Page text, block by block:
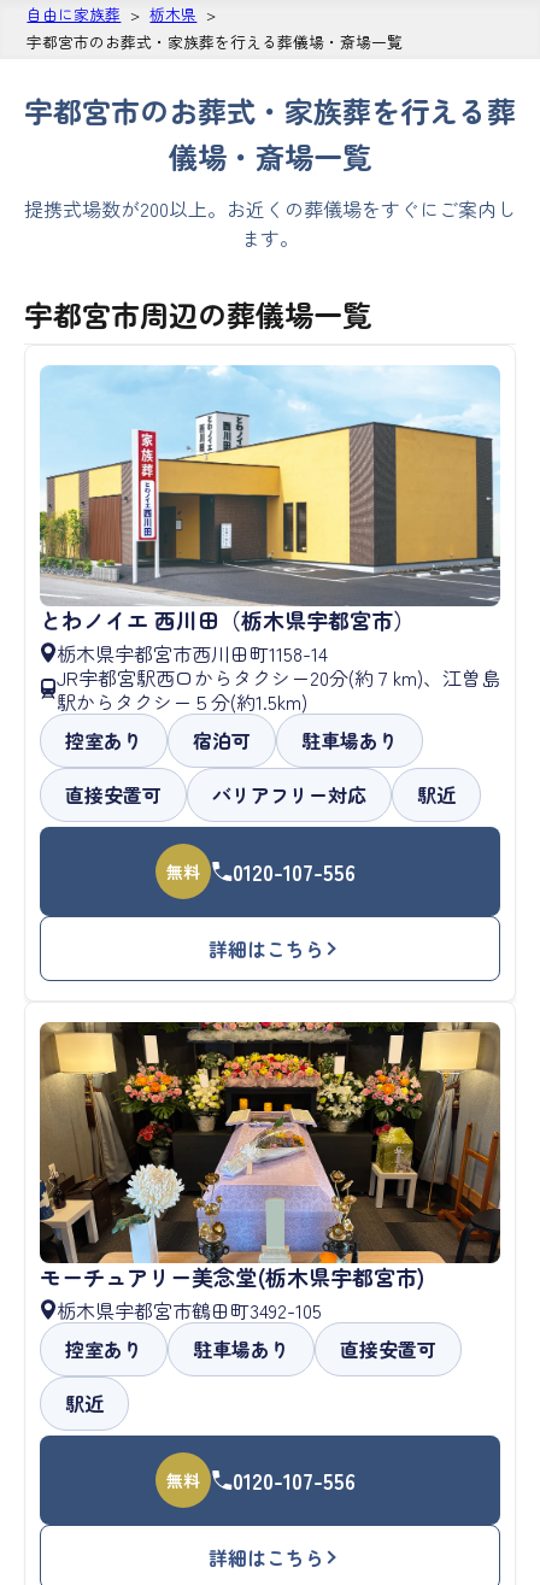
自由に家族葬
栃木県
宇都宮市のお葬式・家族葬を行える葬儀場・斎場一覧
宇都宮市のお葬式・家族葬を行える葬
儀場・斎場一覧
提携式場数が200以上。お近くの葬儀場をすぐにご案内し
ます。
宇都宮市周辺の葬儀場一覧
とわノイエ 西川田（栃木県宇都宮市）
栃木県宇都宮市西川田町1158-14
JR宇都宮駅西口からタクシー20分(約７km)、江曽島
駅からタクシー５分(約1.5km)
控室あり
宿泊可
駐車場あり
直接安置可
バリアフリー対応 駅近
無料 0120-107-556
詳細はこちら
モーチュアリー美念堂(栃木県宇都宮市)
栃木県宇都宮市鶴田町3492-105
控室あり
駐車場あり
直接安置可
駅近
無料 0120-107-556
詳細はこちら